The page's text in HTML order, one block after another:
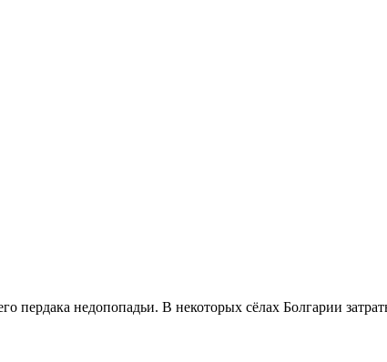
недопопадьи. В некоторых сёлах Болгарии